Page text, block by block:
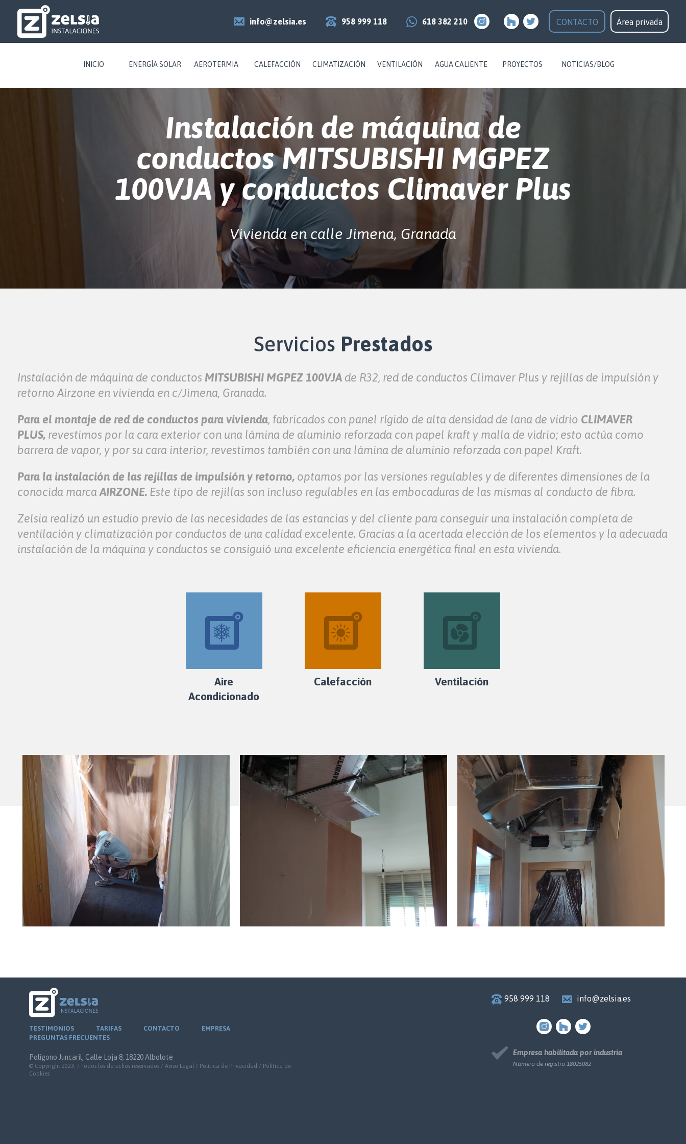
info@zelsia.es 958 999 118 618 382 210 CONTACTO Área privada
INICIO ENERGÍA SOLAR AEROTERMIA CALEFACCIÓN CLIMATIZACIÓN VENTILACIÓN AGUA CALIENTE PROYECTOS NOTICIAS/BLOG
Instalación de máquina de
conductos MITSUBISHI MGPEZ
100VJA y conductos Climaver Plus
Vivienda en calle Jimena, Granada
Servicios Prestados
Instalación de máquina de conductos MITSUBISHI MGPEZ 100VJAde R32, red de conductos Climaver Plus y rejillas de impulsión y
retorno Airzone en vivienda en c/Jimena, Granada.
Para el montaje de red de conductos para vivienda, fabricados con panel rígido de alta densidad de lana de vidrio CLIMAVER
PLUS,revestimos por la cara exterior con una lámina de aluminio reforzada con papel kraft y malla de vidrio; esto actúa como
barrera de vapor, y por su cara interior, revestimos también con una lámina de aluminio reforzada con papel Kraft.
Para la instalación de las rejillas de impulsión y retorno,optamos por las versiones regulables y de diferentes dimensiones de la
conocida marcaAIRZONE.Este tipo de rejillas son incluso regulables en las embocaduras de las mismas al conducto de fibra.
Zelsia realizó un estudio previo de las necesidades de las estancias y del cliente para conseguir una instalación completa de
ventilación y climatización por conductos de una calidad excelente. Gracias a la acertada elección de los elementos y la adecuada
instalación de la máquina y conductos se consiguió una excelente eficiencia energética final en esta vivienda.
Aire
Acondicionado
Calefacción Ventilación
TESTIMONIOS TARIFAS CONTACTO
EMPRESA
PREGUNTAS FRECUENTES
Polígono Juncaril, Calle Loja 8, 18220 Albolote
© Copyright 2023. / Todos los derechos reservados / Aviso Legal / Política de Privacidad / Política de
Cookies
958 999 118 info@zelsia.es
Empresa habilitada por industria
Número de registro 18025082